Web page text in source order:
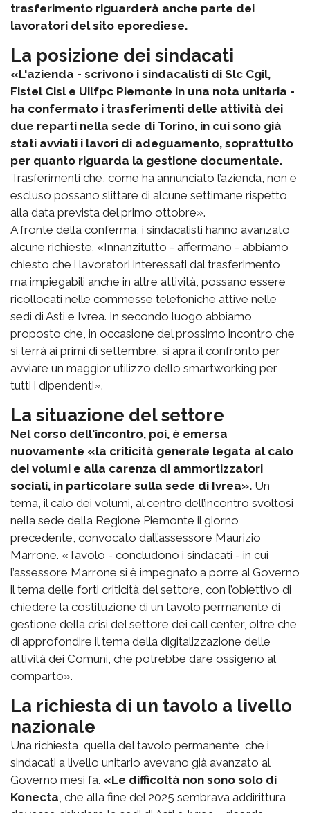
trasferimento riguarderà anche parte dei
lavoratori del sito eporediese.
La posizione dei sindacati
«L'azienda - scrivono i sindacalisti di Slc Cgil,
Fistel Cisl e Uilfpc Piemonte in una nota unitaria -
ha confermato i trasferimenti delle attività dei
due reparti nella sede di Torino, in cui sono già
stati avviati i lavori di adeguamento, soprattutto
per quanto riguarda la gestione documentale.
Trasferimenti che, come ha annunciato l’azienda, non è
escluso possano slittare di alcune settimane rispetto
alla data prevista del primo ottobre».
A fronte della conferma, i sindacalisti hanno avanzato
alcune richieste. «Innanzitutto - affermano - abbiamo
chiesto che i lavoratori interessati dal trasferimento,
ma impiegabili anche in altre attività, possano essere
ricollocati nelle commesse telefoniche attive nelle
sedi di Asti e Ivrea. In secondo luogo abbiamo
proposto che, in occasione del prossimo incontro che
si terrà ai primi di settembre, si apra il confronto per
avviare un maggior utilizzo dello smartworking per
tutti i dipendenti».
La situazione del settore
Nel corso dell'incontro, poi, è emersa
nuovamente «la criticità generale legata al calo
dei volumi e alla carenza di ammortizzatori
sociali, in particolare sulla sede di Ivrea». Un
tema, il calo dei volumi, al centro dell’incontro svoltosi
nella sede della Regione Piemonte il giorno
precedente, convocato dall’assessore Maurizio
Marrone. «Tavolo - concludono i sindacati - in cui
l’assessore Marrone si è impegnato a porre al Governo
il tema delle forti criticità del settore, con l’obiettivo di
chiedere la costituzione di un tavolo permanente di
gestione della crisi del settore dei call center, oltre che
di approfondire il tema della digitalizzazione delle
attività dei Comuni, che potrebbe dare ossigeno al
comparto».
La richiesta di un tavolo a livello
nazionale
Una richiesta, quella del tavolo permanente, che i
sindacati a livello unitario avevano già avanzato al
Governo mesi fa. «Le difficoltà non sono solo di
Konecta , che alla fine del 2025 sembrava addirittura